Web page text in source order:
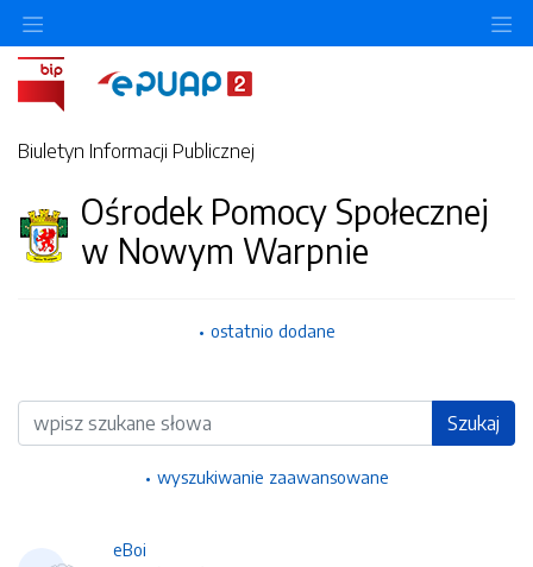
Biuletyn Informacji Publicznej
Ośrodek Pomocy Społecznej
w Nowym Warpnie
ostatnio dodane
Wyszukiwarka Szukaj
wyszukiwanie zaawansowane
eBoi